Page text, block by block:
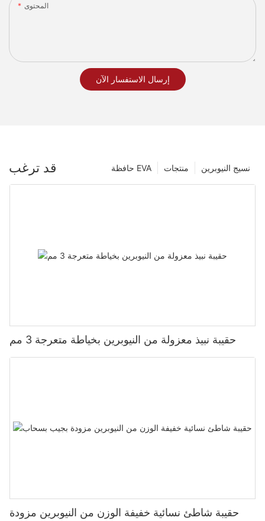
المحتوى
إرسال الاستفسار الآن
قد ترغب نسيج النيوبرين منتجات حافظة EVA
حقيبة نبيذ معزولة من النيوبرين بخياطة متعرجة 3 مم
حقيبة شاطئ نسائية خفيفة الوزن من النيوبرين مزودة